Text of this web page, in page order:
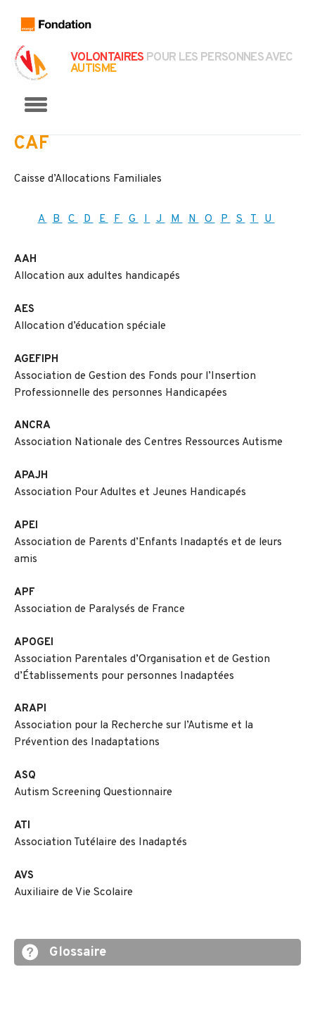
VOLONTAIRES POUR LES PERSONNES AVEC
AUTISME
CAF
Caisse d’Allocations Familiales
A B C D E F G I J M N O P S T U
AAH
Allocation aux adultes handicapés
AES
Allocation d’éducation spéciale
AGEFIPH
Association de Gestion des Fonds pour l’Insertion
Professionnelle des personnes Handicapées
ANCRA
Association Nationale des Centres Ressources Autisme
APAJH
Association Pour Adultes et Jeunes Handicapés
APEI
Association de Parents d’Enfants Inadaptés et de leurs
amis
APF
Association de Paralysés de France
APOGEI
Association Parentales d’Organisation et de Gestion
d’Établissements pour personnes Inadaptées
ARAPI
Association pour la Recherche sur l’Autisme et la
Prévention des Inadaptations
ASQ
Autism Screening Questionnaire
ATI
Association Tutélaire des Inadaptés
AVS
Auxiliaire de Vie Scolaire
Glossaire